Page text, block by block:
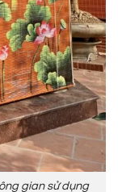
gian sử dụng